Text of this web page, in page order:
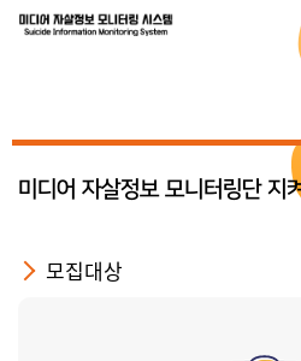
미디어 자살정보 모니터링단 지
모집대상